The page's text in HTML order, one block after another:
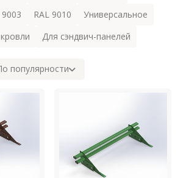
9003 RAL 9010
Универсальное
Для сэндвич-панелей
популярности